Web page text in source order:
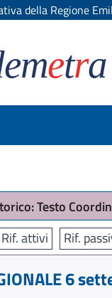
della Regione
etra
Testo
Rif. attivi Rif.
6